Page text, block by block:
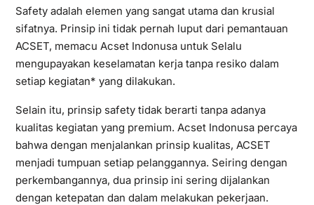
Safety adalah elemen yang sangat utama dan krusial
sifatnya. Prinsip ini tidak pernah luput dari pemantauan
ACSET, memacu Acset Indonusa untuk Selalu
mengupayakan keselamatan kerja tanpa resiko dalam
setiap kegiatan* yang dilakukan.
Selain itu, prinsip safety tidak berarti tanpa adanya
kualitas kegiatan yang premium. Acset Indonusa percaya
bahwa dengan menjalankan prinsip kualitas, ACSET
menjadi tumpuan setiap pelanggannya. Seiring dengan
perkembangannya, dua prinsip ini sering dijalankan
dengan ketepatan dan dalam melakukan pekerjaan.